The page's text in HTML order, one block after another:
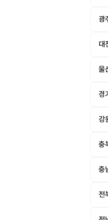
광
대
울
경
강
충
충
전